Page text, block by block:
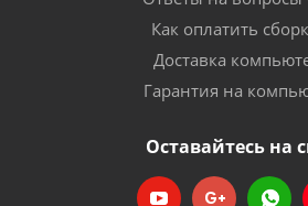
Как оплатить
Доставка
Гарантия на
Оставайтесь на